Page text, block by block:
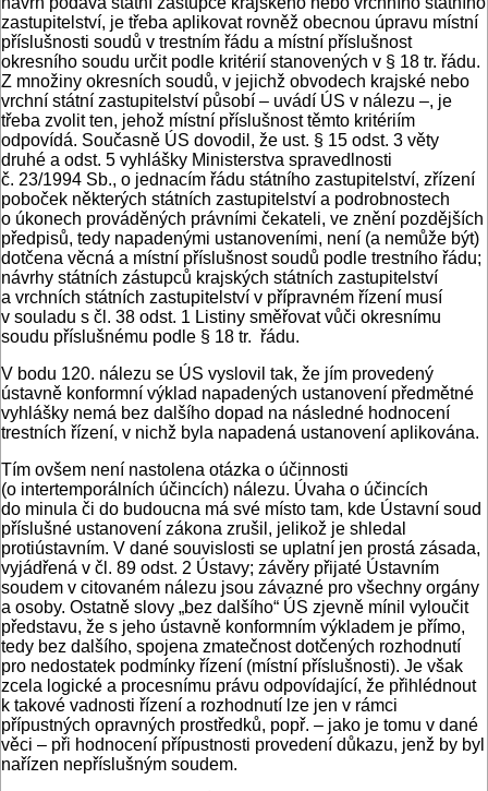
zastupitelství, je třeba aplikovat rovněž obecnou úpravu místní
příslušnosti soudů v trestním řádu a místní příslušnost
okresního soudu určit podle kritérií stanovených v § 18 tr. řádu.
Z množiny okresních soudů, v jejichž obvodech krajské nebo
vrchní státní zastupitelství působí – uvádí ÚS v nálezu –, je
třeba zvolit ten, jehož místní příslušnost těmto kritériím
odpovídá. Současně ÚS dovodil, že ust. § 15 odst. 3 věty
druhé a odst. 5 vyhlášky Ministerstva spravedlnosti
č. 23/1994 Sb., o jednacím řádu státního zastupitelství, zřízení
poboček některých státních zastupitelství a podrobnostech
o úkonech prováděných právními čekateli, ve znění pozdějších
předpisů, tedy napadenými ustanoveními, není (a nemůže být)
dotčena věcná a místní příslušnost soudů podle trestního řádu;
návrhy státních zástupců krajských státních zastupitelství
a vrchních státních zastupitelství v přípravném řízení musí
v souladu s čl. 38 odst. 1 Listiny směřovat vůči okresnímu
soudu příslušnému podle § 18 tr. řádu.
V bodu 120. nálezu se ÚS vyslovil tak, že jím provedený
ústavně konformní výklad napadených ustanovení předmětné
vyhlášky nemá bez dalšího dopad na následné hodnocení
trestních řízení, v nichž byla napadená ustanovení aplikována.
Tím ovšem není nastolena otázka o účinnosti
(o intertemporálních účincích) nálezu. Úvaha o účincích
do minula či do budoucna má své místo tam, kde Ústavní soud
příslušné ustanovení zákona zrušil, jelikož je shledal
protiústavním. V dané souvislosti se uplatní jen prostá zásada,
vyjádřená v čl. 89 odst. 2 Ústavy; závěry přijaté Ústavním
soudem v citovaném nálezu jsou závazné pro všechny orgány
a osoby. Ostatně slovy „bez dalšího“ ÚS zjevně mínil vyloučit
představu, že s jeho ústavně konformním výkladem je přímo,
tedy bez dalšího, spojena zmatečnost dotčených rozhodnutí
pro nedostatek podmínky řízení (místní příslušnosti). Je však
zcela logické a procesnímu právu odpovídající, že přihlédnout
k takové vadnosti řízení a rozhodnutí lze jen v rámci
přípustných opravných prostředků, popř. – jako je tomu v dané
věci – při hodnocení přípustnosti provedení důkazu, jenž by byl
nařízen nepříslušným soudem.